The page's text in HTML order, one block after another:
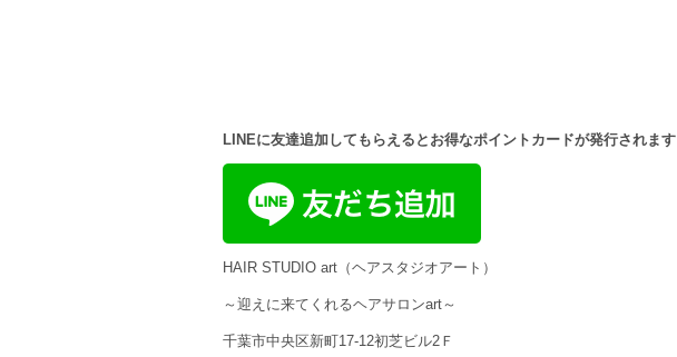
LINEに友達追加してもらえるとお得なポイントカードが発行されます
HAIR STUDIO art（ヘアスタジオアート）
～迎えに来てくれるヘアサロンart～
千葉市中央区新町17-12初芝ビル2Ｆ